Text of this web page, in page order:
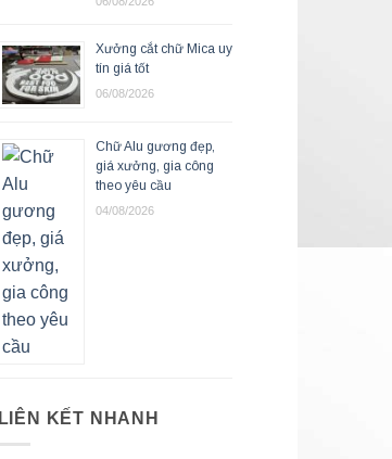
Xưởng cắt chữ Mica uy
tín giá tốt
06/08/2026
Chữ Alu gương đẹp,
giá xưởng, gia công
theo yêu cầu
04/08/2026
LIÊN KẾT NHANH